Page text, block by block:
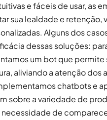
e fáceis de usar, as
sua lealdade e retenção,
Alguns dos
dessas soluções:
um bot que permite
aliviando a atenção dos
chatbots e
sobre a variedade de
de